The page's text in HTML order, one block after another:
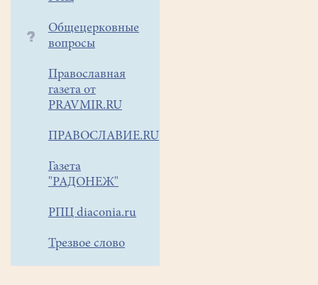
Общецерковные
вопросы
Православная
газета от
PRAVMIR.RU
ПРАВОСЛАВИЕ.RU
Газета
"РАДОНЕЖ"
РПЦ diaconia.ru
Трезвое слово